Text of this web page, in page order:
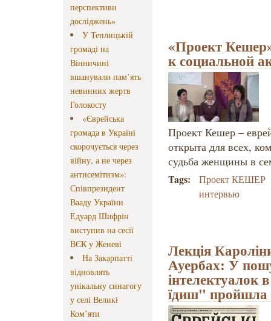
перспективи
досліджень»
У Теплицькій
громаді на
Вінничині
вшанували пам’ять
невинних жертв
Голокосту
«Єврейська
громада в Україні
скорочується через
війну, а не через
антисемітизм»:
Співпрезидент
Вааду України
Едуард Шифрін
виступив на сесії
ВЄК у Женеві
На Закарпатті
відновлять
унікальну синагогу
у селі Великі
Ком’яти
«Проект
к социальной
Проект Кешер –
открыта для всех,
судьба женщины в
Tags:
Проект КЕШЕР
интервью
Лекція
Ауербах: У
інтелектуалок
їдиш" пройшла